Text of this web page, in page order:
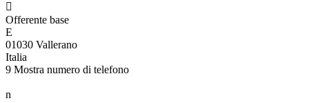

Offerente base
E
01030 Vallerano
Italia
9 Mostra numero di telefono
n